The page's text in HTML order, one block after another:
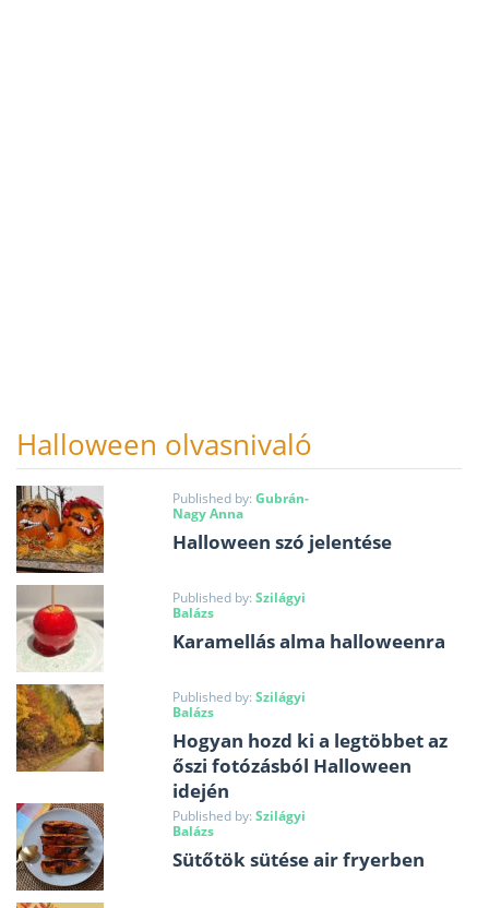
Halloween olvasnivaló
Published by: Gubrán-
Nagy Anna
Halloween szó jelentése
Published by: Szilágyi
Balázs
Karamellás alma halloweenra
Published by: Szilágyi
Balázs
Hogyan hozd ki a legtöbbet az
őszi fotózásból Halloween
idején
Published by: Szilágyi
Balázs
Sütőtök sütése air fryerben